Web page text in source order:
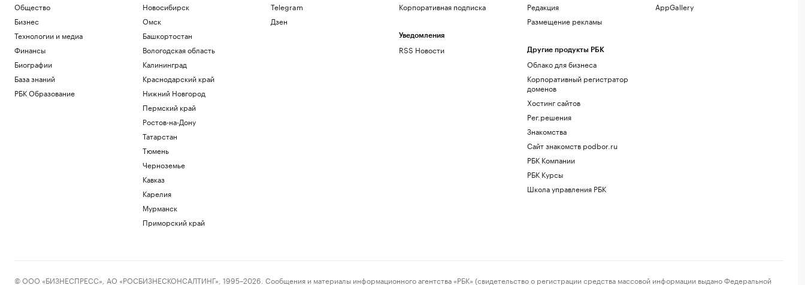
Общество
Бизнес
Технологии и медиа
Финансы
Биографии
База знаний
РБК Образование
Новосибирск
Омск
Башкортостан
Вологодская область
Калининград
Краснодарский край
Нижний Новгород
Пермский край
Ростов-на-Дону
Татарстан
Тюмень
Черноземье
Кавказ
Карелия
Мурманск
Приморский край
Telegram
Дзен
Корпоративная подписка
Уведомления
RSS Новости
Редакция
Размещение рекламы
Другие продукты РБК
Облако для бизнеса
Корпоративный регистратор
доменов
Хостинг сайтов
Рег.решения
Знакомства
Сайт знакомств podbor.ru
РБК Компании
РБК Курсы
Школа управления РБК
AppGallery
© ООО «БИЗНЕСПРЕСС», АО «РОСБИЗНЕСКОНСАЛТИНГ», 1995–2026. Сообщения и материалы информационного агентства «РБК» (свидетельство о регистрации средства массовой информации выдано Федеральной